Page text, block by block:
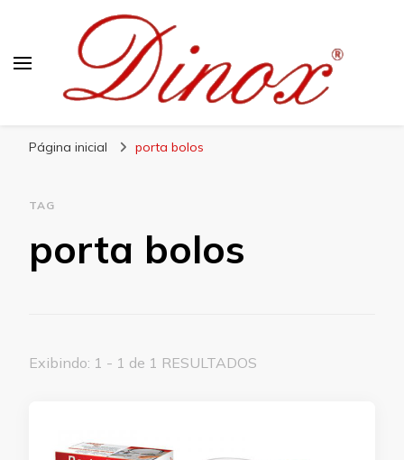
Página inicial porta bolos
TAG
porta bolos
Exibindo: 1 - 1 de 1 RESULTADOS